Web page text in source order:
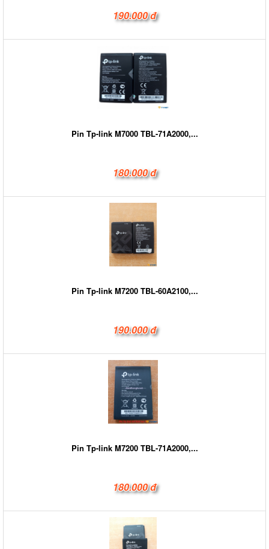
190.000 đ
Pin Tp-link M7000 TBL-71A2000,...
180.000 đ
Pin Tp-link M7200 TBL-60A2100,...
190.000 đ
Pin Tp-link M7200 TBL-71A2000,...
180.000 đ